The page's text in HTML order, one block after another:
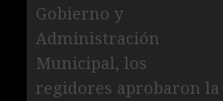
Gobierno y
Administración
Municipal, los
regidores aprobaron la